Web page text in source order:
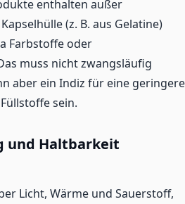
enthalten außer
(z. B. aus Gelatine)
Farbstoffe oder
muss nicht zwangsläufig
aber ein Indiz für eine geringere
sein.
und Haltbarkeit
Licht, Wärme und Sauerstoff,